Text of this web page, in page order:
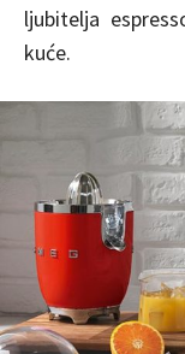
ljubitelja
kuće.